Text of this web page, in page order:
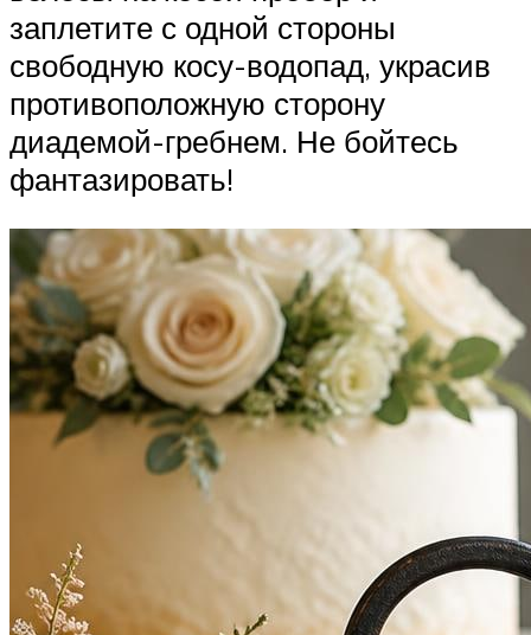
заплетите с одной стороны
свободную косу-водопад, украсив
противоположную сторону
диадемой-гребнем. Не бойтесь
фантазировать!